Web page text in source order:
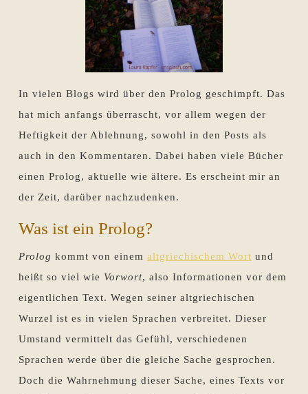
In vielen Blogs wird über den Prolog geschimpft. Das
hat mich anfangs überrascht, vor allem wegen der
Heftigkeit der Ablehnung, sowohl in den Posts als
auch in den Kommentaren. Dabei haben viele Bücher
einen Prolog, aktuelle wie ältere. Es erscheint mir an
der Zeit, darüber nachzudenken.
Was ist ein Prolog?
Prolog kommt von einem altgriechischem Wort und
heißt so viel wie Vorwort, also Informationen vor dem
eigentlichen Text. Wegen seiner altgriechischen
Wurzel ist es in vielen Sprachen verbreitet. Dieser
Umstand vermittelt das Gefühl, verschiedenen
Sprachen werde über die gleiche Sache gesprochen.
Doch die Wahrnehmung dieser Sache, eines Texts vor